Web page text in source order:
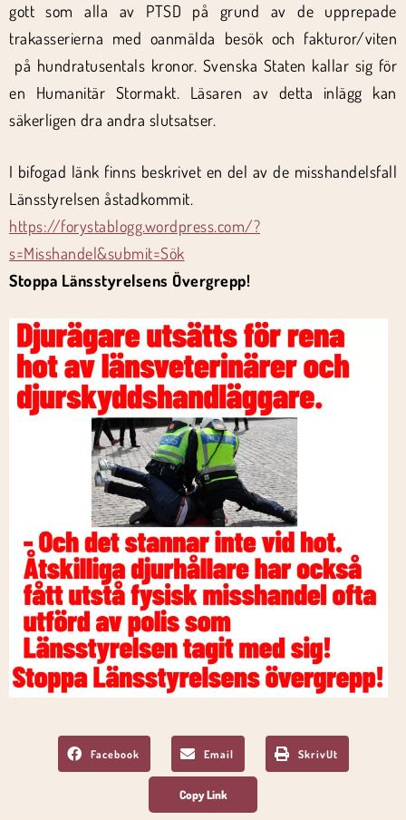
gott som alla av PTSD på grund av de upprepade
trakasserierna med oanmälda besök och fakturor/viten
på hundratusentals kronor. Svenska Staten kallar sig för
en Humanitär Stormakt. Läsaren av detta inlägg kan
säkerligen dra andra slutsatser.
I bifogad länk finns beskrivet en del av de misshandelsfall
Länsstyrelsen åstadkommit.
https://forystablogg.wordpress.com/?
s=Misshandel&submit=Sök
Stoppa Länsstyrelsens Övergrepp!
Facebook Email SkrivUt